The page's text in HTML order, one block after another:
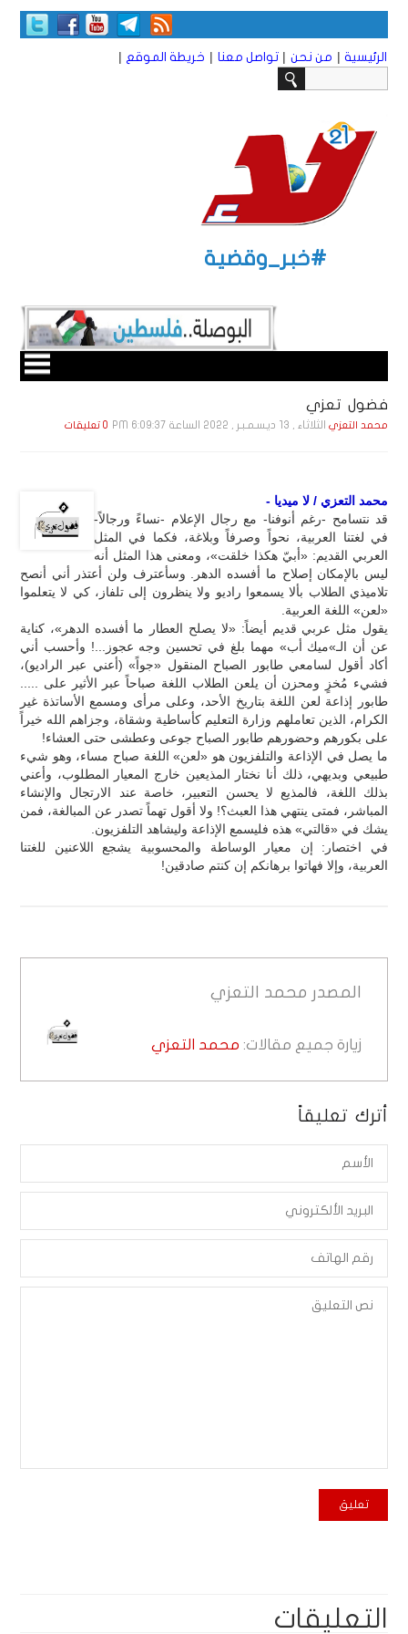
الرئيسية | من نحن | تواصل معنا | خريطة الموقع |
#خبر_وقضية
فضول تعزي
محمد التعزي الثلاثاء , 13 ديـسـمـبـر , 2022 الساعة 6:09:37 PM 0 تعليقات
محمد التعزي / لا ميديا -
قد نتسامح -رغم أنوفنا- مع رجال الإعلام -نساءً ورجالاً-
في لغتنا العربية، نحواً وصرفاً وبلاغة، فكما في المثل
العربي القديم: «أبيّ هكذا خلقت»، ومعنى هذا المثل أنه
ليس بالإمكان إصلاح ما أفسده الدهر. وسأعترف ولن أعتذر أني أنصح
تلاميذي الطلاب بألا يسمعوا راديو ولا ينظرون إلى تلفاز، كي لا يتعلموا
«لعن» اللغة العربية.
يقول مثل عربي قديم أيضاً: «لا يصلح العطار ما أفسده الدهر»، كناية
عن أن الـ»ميك أب» مهما بلغ في تحسين وجه عجوز...! وأحسب أني
أكاد أقول لسامعي طابور الصباح المنقول «جواً» (أعني عبر الراديو)،
فشيء مُخزٍ ومحزن أن يلعن الطلاب اللغة صباحاً عبر الأثير على .....
طابور إذاعة لعن اللغة بتاريخ الأحد، وعلى مرأى ومسمع الأساتذة غير
الكرام، الذين تعاملهم وزارة التعليم كأساطية وشقاة، وجزاهم الله خيراً
على بكورهم وحضورهم طابور الصباح جوعى وعطشى حتى العشاء!
ما يصل في الإذاعة والتلفزيون هو «لعن» اللغة صباح مساء، وهو شيء
طبيعي وبديهي، ذلك أنا نختار المذيعين خارج المعيار المطلوب، وأعني
بذلك اللغة، فالمذيع لا يحسن التعبير، خاصة عند الارتجال والإنشاء
المباشر، فمتى ينتهي هذا العبث؟! ولا أقول تهماً تصدر عن المبالغة، فمن
يشك في «قالتي» هذه فليسمع الإذاعة وليشاهد التلفزيون.
في اختصار: إن معيار الوساطة والمحسوبية يشجع اللاعنين للغتنا
العربية، وإلا فهاتوا برهانكم إن كنتم صادقين!
المصدر محمد التعزي
زيارة جميع مقالات: محمد التعزي
أترك تعليقاً
التعليقات